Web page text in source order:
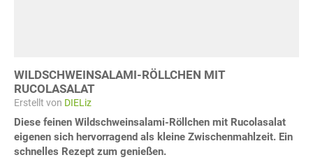
WILDSCHWEINSALAMI-RÖLLCHEN MIT
RUCOLASALAT
Erstellt von DIELiz
Diese feinen Wildschweinsalami-Röllchen mit Rucolasalat
eigenen sich hervorragend als kleine Zwischenmahlzeit. Ein
schnelles Rezept zum genießen.